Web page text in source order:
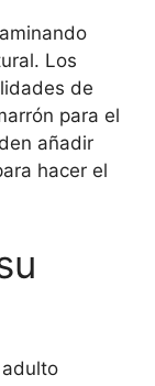
Los
de
para el
añadir
hacer el